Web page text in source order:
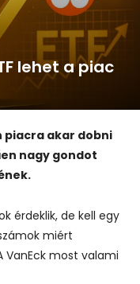
lehet a piac
piacra akar dobni
nagy gondot
érdeklik, de kell egy
miért
VanEck most valami